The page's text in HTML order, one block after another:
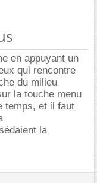
en appuyant un
qui rencontre
du milieu
la touche menu
temps, et il faut
la